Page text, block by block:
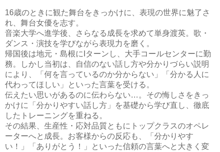
16歳のときに観た舞台をきっかけに、表現の世界に魅了さ
れ、舞台女優を志す。
音楽大学へ進学後、さらなる成長を求めて単身渡英。歌・
ダンス・演技を学びながら表現力を磨く。
帰国後は地元・島根にIターンし、大手コールセンターに勤
務。しかし当初は、自信のない話し方や分かりづらい説明
により、「何を言っているのか分からない」「分かる人に
代わってほしい」といった言葉を受ける。
伝えたい思いがあるのに伝わらない…。その悔しさをきっ
かけに「分かりやすい話し方」を基礎から学び直し、徹底
したトレーニングを重ねる。
その結果、生産性・応対品質ともにトップクラスのオペレ
ーターへと成長。お客様からの反応も、「分かりやす
い！」「ありがとう！」といった信頼の言葉へと大きく変